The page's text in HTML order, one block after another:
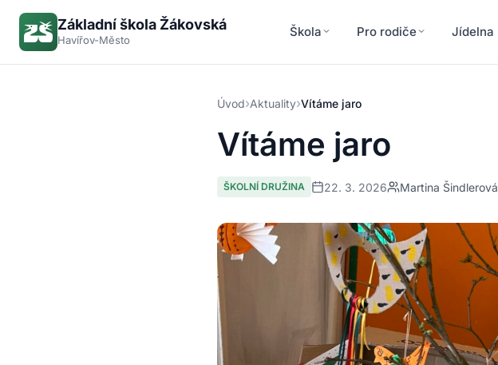
Základní škola Žákovská
Havířov-Město
Škola Pro rodiče Jídelna
Úvod›Aktuality›Vítáme jaro
Vítáme jaro
ŠKOLNÍ DRUŽINA 22. 3. 2026 Martina Šindlerová